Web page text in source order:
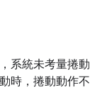
系統未考量捲動
時，捲動動作不